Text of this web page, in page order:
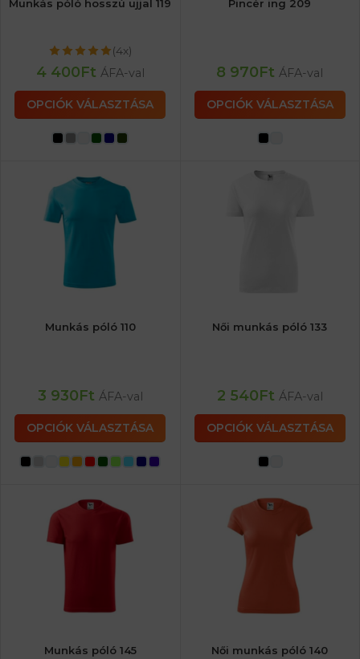
Munkás póló hosszú ujjal 119
(4x)
4 400Ft ÁFA-val
OPCIÓK VÁLASZTÁSA
Pincér ing 209
8 970Ft ÁFA-val
OPCIÓK VÁLASZTÁSA
Munkás póló 110
3 930Ft ÁFA-val
OPCIÓK VÁLASZTÁSA
Női munkás póló 133
2 540Ft ÁFA-val
OPCIÓK VÁLASZTÁSA
Munkás póló 145 Női munkás póló 140